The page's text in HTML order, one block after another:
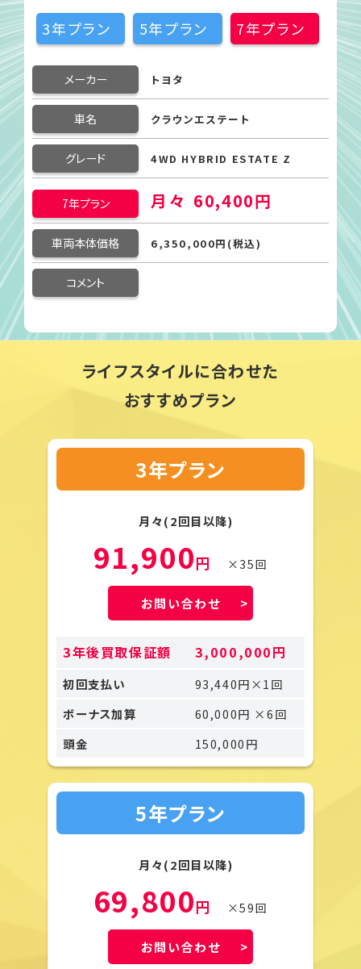
3年プラン 5年プラン 7年プラン
メーカー トヨタ
車名 クラウンエステート
グレード 4WD HYBRID ESTATE Z
7年プラン 月々 60,400円
車両本体価格 6,350,000円(税込)
コメント
ライフスタイルに合わせた
おすすめプラン
3年プラン
月々(2回目以降)
91,900円 ×35回
お問い合わせ
3年後買取保証額 3,000,000円
初回支払い
93,440円×1回
ボーナス加算
60,000円 ×6回
頭金
150,000円
5年プラン
月々(2回目以降)
69,800円 ×59回
お問い合わせ